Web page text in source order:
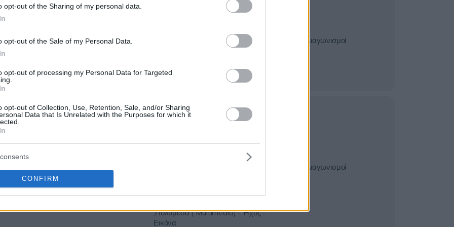
opt-out of the Sharing of my personal data.
opt-out of the Sale of my Personal Data.
opt-out of processing my Personal Data for Targeted
opt-out of Collection, Use, Retention, Sale, and/or Sharing
Data that Is Unrelated with the Purposes for which it
CONFIRM
27/08/2026 405.150,00 €
Μηχανολογικός Εξοπλισμός -
Εξοπλισμοί Εξειδικευμένοι &
Ανελκυστήρες,Όπλα - Οπλικά
Συστήματα - Ένοπλες Δυνάμεις -
Τύπου - Ιπτάμενα & Πλωτά Μέσα
Διαγωνισμοί
Επιστημονικά Εργαλεία - Όργανα -
Εξοπλισμός,Μηχανολογικός
Εξειδικευμένοι & Αντικείμενα -
Ανταλλακτικά - Ανελκυστήρες,Όπλα
- Οπλικά Συστήματα - Ένοπλες
Δυνάμεις - Ανταλλακτικά
,Πολυμέσα ( Multimedia) - Ήχος -
Εικόνα
Διαγωνισμοί